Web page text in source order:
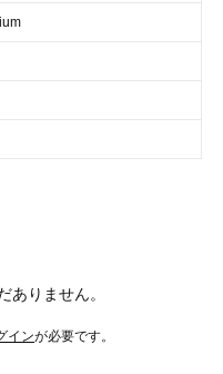
ありません。
インが必要です。